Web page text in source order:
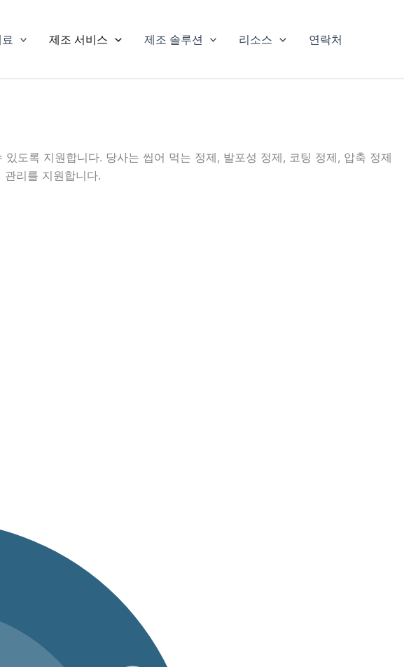
제조 서비스 제조 솔루션 리소스 연락처
도록 지원합니다. 당사는 씹어 먹는 정제, 발포성 정제, 코팅 정제, 압축 정제
리를 지원합니다.